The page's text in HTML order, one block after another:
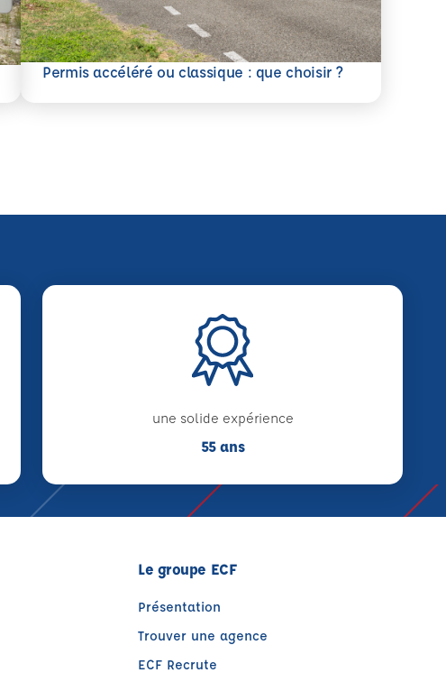
Permis accéléré ou classique : que choisir ?
En savoir plus
une solide expérience
55 ans
Le groupe ECF
Présentation
Trouver une agence
ECF Recrute